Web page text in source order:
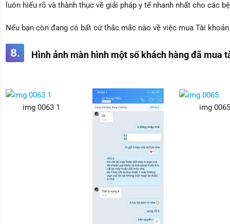
luôn hiểu rõ và thành thục về giải pháp y tế nhanh nhất cho các
Nếu bạn còn đang có bất cứ thắc mắc nào về việc mua Tài
8. Hình ảnh màn hình một số khách hàng đã mua
img 0063 1 img 0065